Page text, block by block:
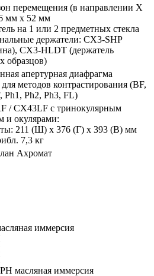
перемещения (в направлении X
мм x 52 мм
на 1 или 2 предметных стекла
держатели: CX3-SHP
CX3-HLDT (держатель
образцов)
апертурная диафрагма
методов контрастирования (BF,
Ph1, Ph2, Ph3, FL)
/ CX43LF с тринокулярным
и окулярами:
211 (Ш) x 376 (Г) x 393 (В) мм
7,3 кг
Ахромат
иммерсия
масляная иммерсия